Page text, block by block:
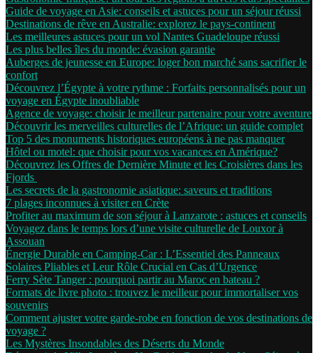
Guide de voyage en Asie: conseils et astuces pour un séjour réussi
Destinations de rêve en Australie: explorez le pays-continent
Les meilleures astuces pour un vol Nantes Guadeloupe réussi
Les plus belles îles du monde: évasion garantie
Auberges de jeunesse en Europe: loger bon marché sans sacrifier le
confort
Découvrez l’Égypte à votre rythme : Forfaits personnalisés pour un
voyage en Égypte inoubliable
Agence de voyage: choisir le meilleur partenaire pour votre aventure
Découvrir les merveilles culturelles de l’Afrique: un guide complet
Top 5 des monuments historiques européens à ne pas manquer
Hôtel ou motel: que choisir pour vos vacances en Amérique?
Découvrez les Offres de Dernière Minute et les Croisières dans les
Fjords
Les secrets de la gastronomie asiatique: saveurs et traditions
7 plages inconnues à visiter en Crète
Profiter au maximum de son séjour à Lanzarote : astuces et conseils
Voyagez dans le temps lors d’une visite culturelle de Louxor à
Assouan
Énergie Durable en Camping-Car : L’Essentiel des Panneaux
Solaires Pliables et Leur Rôle Crucial en Cas d’Urgence
Ferry Sète Tanger : pourquoi partir au Maroc en bateau ?
Formats de livre photo : trouvez le meilleur pour immortaliser vos
souvenirs
Comment ajuster votre garde-robe en fonction de vos destinations de
voyage ?
Les Mystères Insondables des Déserts du Monde